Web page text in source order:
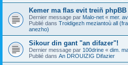
Kemer ma flas evit treiñ phpBB
Dernier message par Malo-net « mer.
Publié dans Troidigezh meziantoù all
anezho)
Sikour din gant "an difazer"!
Dernier message par 100drine « dim.
Publié dans An DROUIZIG Difazier